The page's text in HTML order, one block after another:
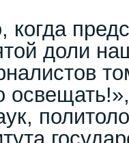
когда
доли